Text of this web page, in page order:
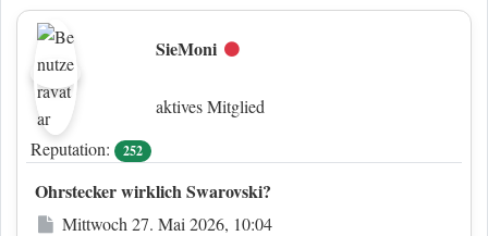
SieMoni Offline
aktives Mitglied
Reputation:
252
Ohrstecker wirklich Swarovski?
Beitrag
Mittwoch 27. Mai 2026, 10:04